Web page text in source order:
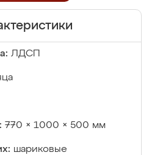
ЛДСП
770 × 1000 × 500 мм
шариковые